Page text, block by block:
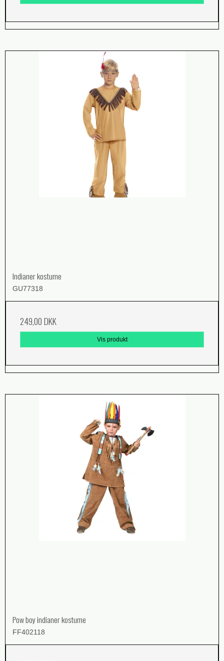
Indianer kostume
GU77318
249,00 DKK
Vis produkt
Pow boy indianer kostume
FF402118